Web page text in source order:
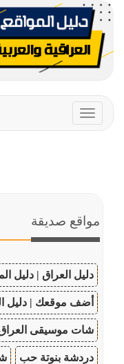
Toggle
navigation
مواقع صديقة
دليل العراق | دليل
أضف موقعك | دليل
شات موسيقى
دردشة بنوتة حب